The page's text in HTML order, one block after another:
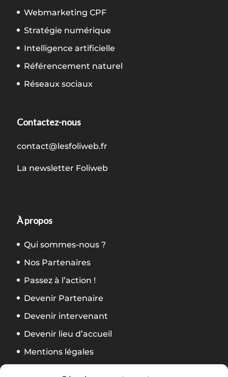
Webmarketing CPF
Stratégie numérique
Intelligence artificielle
Référencement naturel
Réseaux sociaux
Contactez-nous
contact@lesfoliweb.fr
La newsletter Foliweb
À propos
Qui sommes-nous ?
Nos Partenaires
Passez à l’action !
Devenir Partenaire
Devenir intervenant
Devenir lieu d’accueil
Mentions légales